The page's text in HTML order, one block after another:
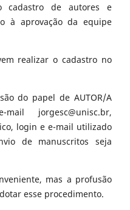
cadastro de autores e
à aprovação da equipe
realizar o cadastro no
do papel de AUTOR/A
jorgesc@unisc.br,
login e e-mail utilizado
de manuscritos seja
mas a profusão
esse procedimento.